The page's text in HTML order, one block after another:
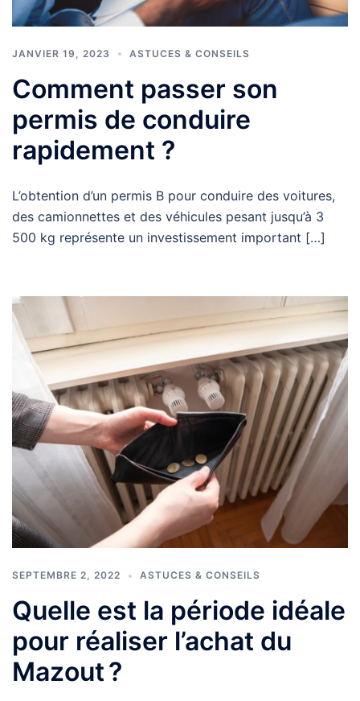
JANVIER 19, 2023 ASTUCES & CONSEILS
Comment passer son
permis de conduire
rapidement ?
L’obtention d’un permis B pour conduire des voitures,
des camionnettes et des véhicules pesant jusqu’à 3
500 kg représente un investissement important […]
SEPTEMBRE 2, 2022 ASTUCES & CONSEILS
Quelle est la période idéale
pour réaliser l’achat du
Mazout ?